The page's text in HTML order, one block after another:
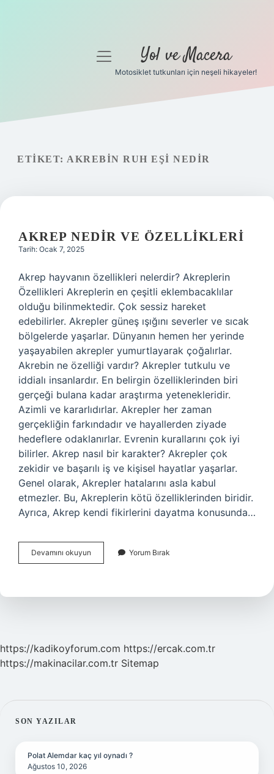
Gizlilik Politikası
menüyü
Yol ve Macera
Motosiklet tutkunları için neşeli hikayeler!
ETIKET: AKREBIN RUH EŞI NEDIR
AKREP NEDIR VE ÖZELLIKLERI
Tarih: Ocak 7, 2025
Akrep hayvanın özellikleri nelerdir? Akreplerin
Özellikleri Akreplerin en çeşitli eklembacaklılar
olduğu bilinmektedir. Çok sessiz hareket
edebilirler. Akrepler güneş ışığını severler ve sıcak
bölgelerde yaşarlar. Dünyanın hemen her yerinde
yaşayabilen akrepler yumurtlayarak çoğalırlar.
Akrebin ne özelliği vardır? Akrepler tutkulu ve
iddialı insanlardır. En belirgin özelliklerinden biri
gerçeği bulana kadar araştırma yetenekleridir.
Azimli ve kararlıdırlar. Akrepler her zaman
gerçekliğin farkındadır ve hayallerden ziyade
hedeflere odaklanırlar. Evrenin kurallarını çok iyi
bilirler. Akrep nasıl bir karakter? Akrepler çok
zekidir ve başarılı iş ve kişisel hayatlar yaşarlar.
Genel olarak, Akrepler hatalarını asla kabul
etmezler. Bu, Akreplerin kötü özelliklerinden biridir.
Ayrıca, Akrep kendi fikirlerini dayatma konusunda…
Devamını okuyun
Nedir
Yorum Bırak
https://kadikoyforum.com https://ercak.com.tr
https://makinacilar.com.tr Sitemap
SIDEBAR
SON YAZILAR
Polat Alemdar kaç yıl oynadı ?
Ağustos 10, 2026